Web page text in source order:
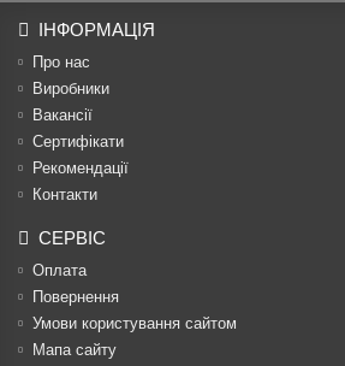
ІНФОРМАЦІЯ
Про нас
Виробники
Вакансії
Сертифікати
Рекомендації
Контакти
СЕРВІС
Оплата
Повернення
Умови користування сайтом
Мапа сайту